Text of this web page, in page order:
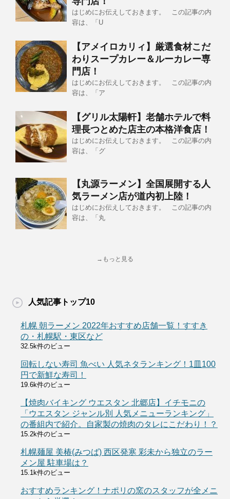
はじめにお伝えしておきます。 この記事の内
容は、「U
【アメイロカリィ】厳選食材こだ
わりスープカレー＆ルーカレー専
門店！
はじめにお伝えしておきます。 この記事の内
容は、「ア
【グリル太陽軒】老舗ホテルで料
理長つとめた店主の本格洋食店！
はじめにお伝えしておきます。 この記事の内
容は、「グ
【丸源ラーメン】全国展開する人
気ラーメン店が道内初上陸！
はじめにお伝えしておきます。 この記事の内
容は、「丸
→もっと見る
人気記事トップ10
札幌 朝ラーメン 2022年おすすめ店舗一覧！すすき
の・札幌駅・東区など
32.5k件のビュー
回転しない寿司 魚べい 人気ネタランキング！1皿100
円で新鮮な寿司！
19.6k件のビュー
【焼肉バイキング ウエスタン 北郷店】イチモニの
「ウエスタン ジャンル別 人気メニューランキング」
の番組内で紹介。自家製の焼肉のタレにこだわり！？
15.2k件のビュー
札幌麺屋 美椿(みつば) 西区発寒 彩未から独立のラー
メン屋 駐車場は？
15.1k件のビュー
おすすめランキング！ナポリの窯のスタッフが全メニ